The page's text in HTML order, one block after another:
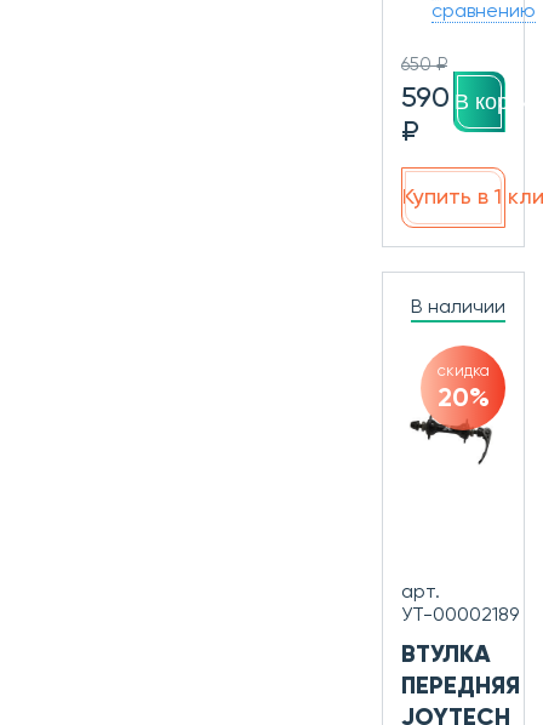
сравнению
650 ₽
590
₽
В
Купить в 1
В наличии
скидка
20%
арт.
УТ-00002189
ВТУЛКА
ПЕРЕДНЯЯ
JOYTECH